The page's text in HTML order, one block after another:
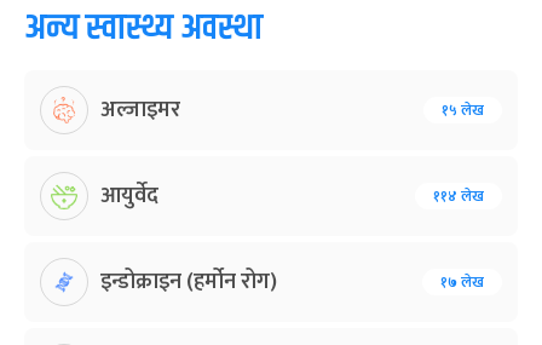
अन्य स्वास्थ्य अवस्था
अल्जाइमर १५ लेख
आयुर्वेद ११४ लेख
इन्डोक्राइन (हर्मोन रोग) १७ लेख